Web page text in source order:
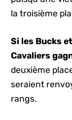
la troisième
Si les Bucks
Cavaliers
deuxième
seraient
rangs.